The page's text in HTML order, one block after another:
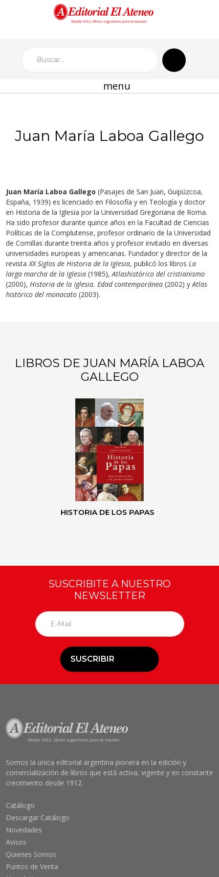
menu
Juan María Laboa Gallego
Juan María Laboa Gallego (Pasajes de San Juan, Guipúzcoa,
España, 1939) es licenciado en Filosofía y en Teología y doctor
en Historia de la Iglesia por la Universidad Gregoriana de Roma.
Ha sido profesor durante quince años en la Facultad de Ciencias
Políticas de la Complutense, profesor ordinario de la Universidad
de Comillas durante treinta años y profesor invitado en diversas
universidades europeas y americanas. Fundador y director de la
revistaXX Siglos de Historia de la Iglesia, publicó los libros La
larga marcha de la Iglesia (1985),Atlashistórico del cristianismo
(2000), Historia de la Iglesia. Edad contemporánea (2002) yAtlas
histórico del monacato (2003).
LIBROS DE JUAN MARÍA LABOA
GALLEGO
HISTORIA DE LOS PAPAS
SUSCRIBITE A NUESTRO
NEWSLETTER
SUSCRIBIR
Somos la única editorial argentina pionera en la edición y
comercialización de libros que está activa, vigente y en constante
crecimiento desde 1912.
Catálogo
Descargar Catálogo
Novedades
Avisos
Quienes Somos
Puntos de Venta